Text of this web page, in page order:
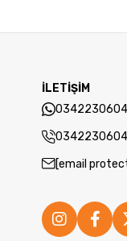
İLETİŞİM
[email